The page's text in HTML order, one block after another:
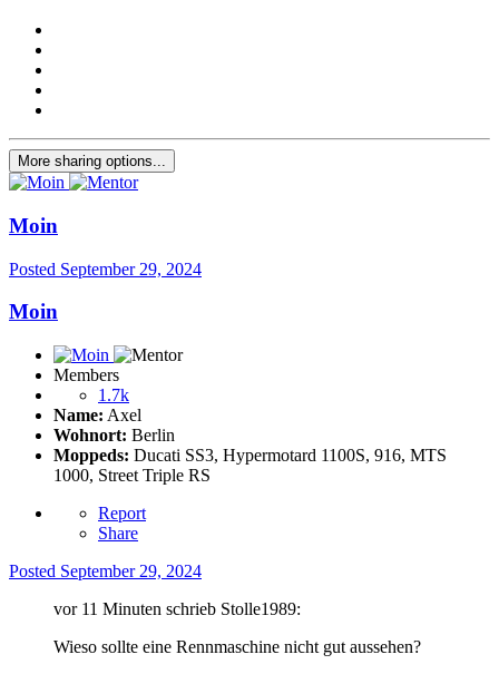
More sharing options...
Moin
Posted September 29, 2024
Moin
Members
1.7k
Name: Axel
Wohnort: Berlin
Moppeds: Ducati SS3, Hypermotard 1100S, 916, MTS
1000, Street Triple RS
Report
Share
Posted September 29, 2024
vor 11 Minuten schrieb Stolle1989:
Wieso sollte eine Rennmaschine nicht gut aussehen?